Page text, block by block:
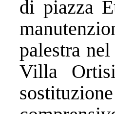
di piazza
palestra
Villa